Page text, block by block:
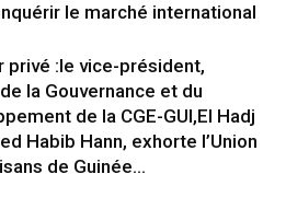
le marché international
privé :le vice-président,
la Gouvernance et du
de la CGE-GUI,El Hadj
Habib Hann, exhorte l’Union
de Guinée...